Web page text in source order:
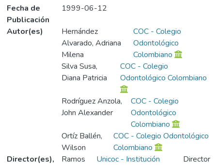
Fecha de
Publicación
1999-06-12
Autor(es)
Hernández
Alvarado, Adriana
Milena
COC - Colegio
Odontológico
Colombiano
Silva Susa,
Diana Patricia
COC - Colegio
Odontológico Colombiano
Rodríguez Anzola,
John Alexander
COC - Colegio
Odontológico
Colombiano
Ortíz Ballén,
Wilson
COC - Colegio Odontológico
Colombiano
Director(es),
Ramos
Unicoc - Institución
Director